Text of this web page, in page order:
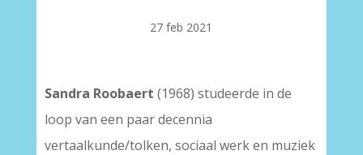
27 feb 2021
Sandra Roobaert (1968) studeerde in de
loop van een paar decennia
vertaalkunde/tolken, sociaal werk en muziek